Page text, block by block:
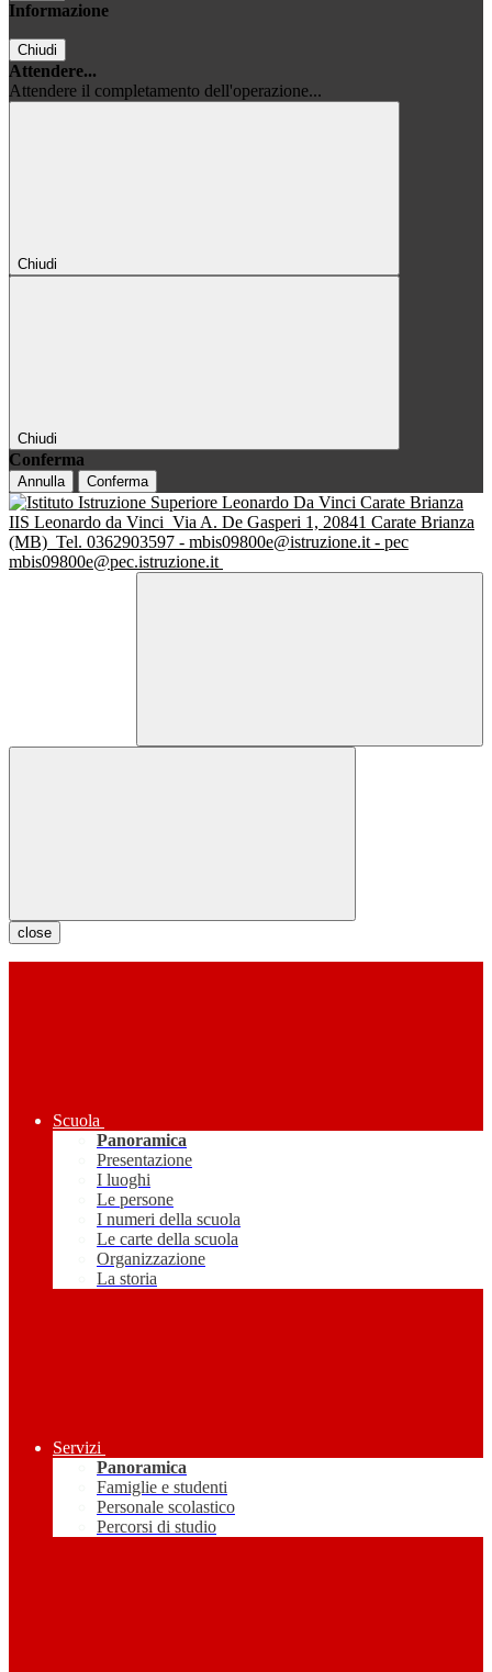
Informazione
Chiudi
Attendere...
Attendere il completamento dell'operazione...
Chiudi
Chiudi
Conferma
Annulla Conferma
IIS Leonardo da Vinci Via A. De Gasperi 1, 20841 Carate Brianza
(MB) Tel. 0362903597 - mbis09800e@istruzione.it - pec
mbis09800e@pec.istruzione.it
close
Scuola
Panoramica
Presentazione
I luoghi
Le persone
I numeri della scuola
Le carte della scuola
Organizzazione
La storia
Servizi
Panoramica
Famiglie e studenti
Personale scolastico
Percorsi di studio